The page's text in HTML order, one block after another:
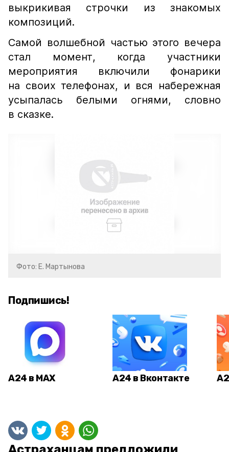
выкрикивая строчки из знакомых
композиций.
Самой волшебной частью этого вечера
стал момент, когда участники
мероприятия включили фонарики
на своих телефонах, и вся набережная
усыпалась белыми огнями, словно
в сказке.
Фото: Е. Мартынова
Подпишись!
А24 в MAX А24 в Вконтакте